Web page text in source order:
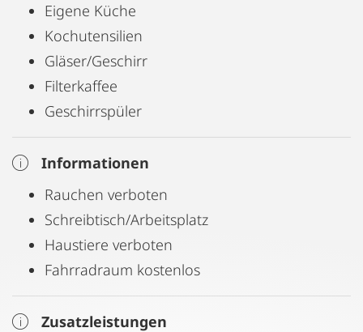
Eigene Küche
Kochutensilien
Gläser/Geschirr
Filterkaffee
Geschirrspüler
Informationen
Rauchen verboten
Schreibtisch/Arbeitsplatz
Haustiere verboten
Fahrradraum kostenlos
Zusatzleistungen